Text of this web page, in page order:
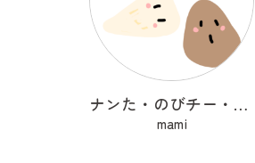
ナンた・のびチー・ショコナン
mami